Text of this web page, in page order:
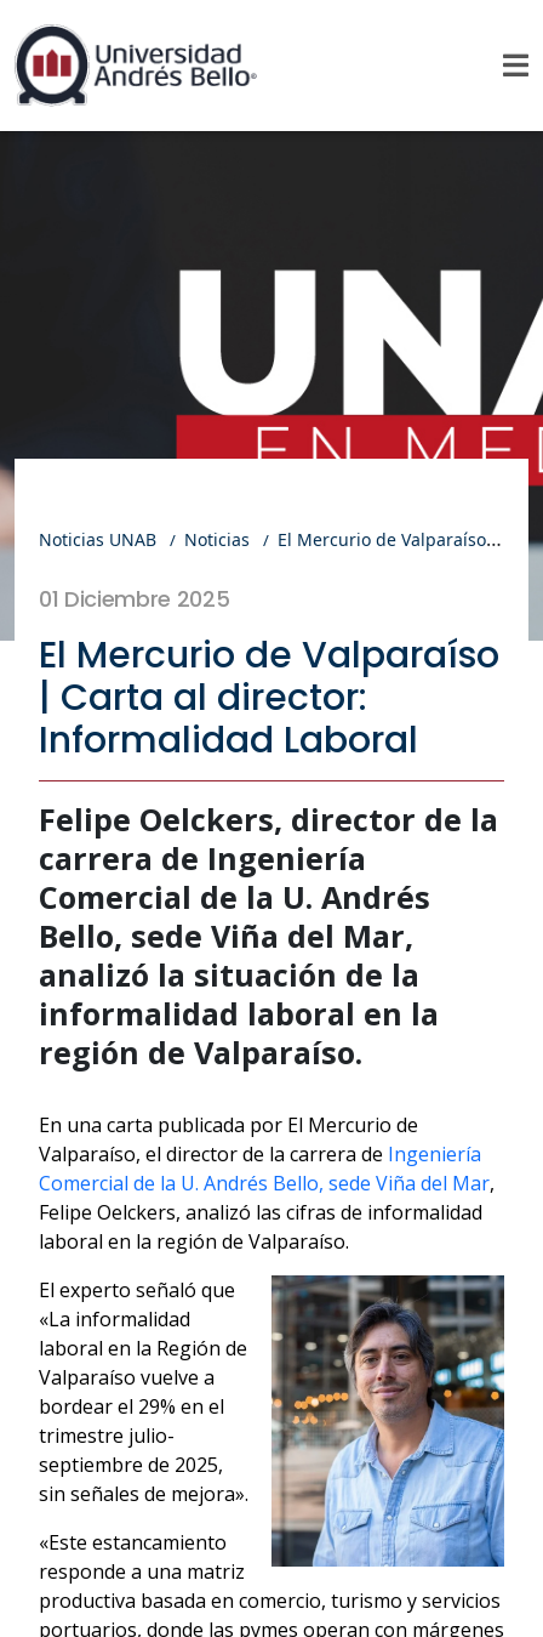
Noticias UNAB Noticias El Mercurio de Valparaíso | Carta al director: Informalidad Laboral
01 Diciembre 2025
El Mercurio de Valparaíso
| Carta al director:
Informalidad Laboral
Felipe Oelckers, director de la
carrera de Ingeniería
Comercial de la U. Andrés
Bello, sede Viña del Mar,
analizó la situación de la
informalidad laboral en la
región de Valparaíso.
En una carta publicada por El Mercurio de
Valparaíso, el director de la carrera de Ingeniería
Comercial de la U. Andrés Bello, sede Viña del Mar,
Felipe Oelckers, analizó las cifras de informalidad
laboral en la región de Valparaíso.
El experto señaló que
«La informalidad
laboral en la Región de
Valparaíso vuelve a
bordear el 29% en el
trimestre julio-
septiembre de 2025,
sin señales de mejora».
«Este estancamiento
responde a una matriz
productiva basada en comercio, turismo y servicios
portuarios, donde las pymes operan con márgenes